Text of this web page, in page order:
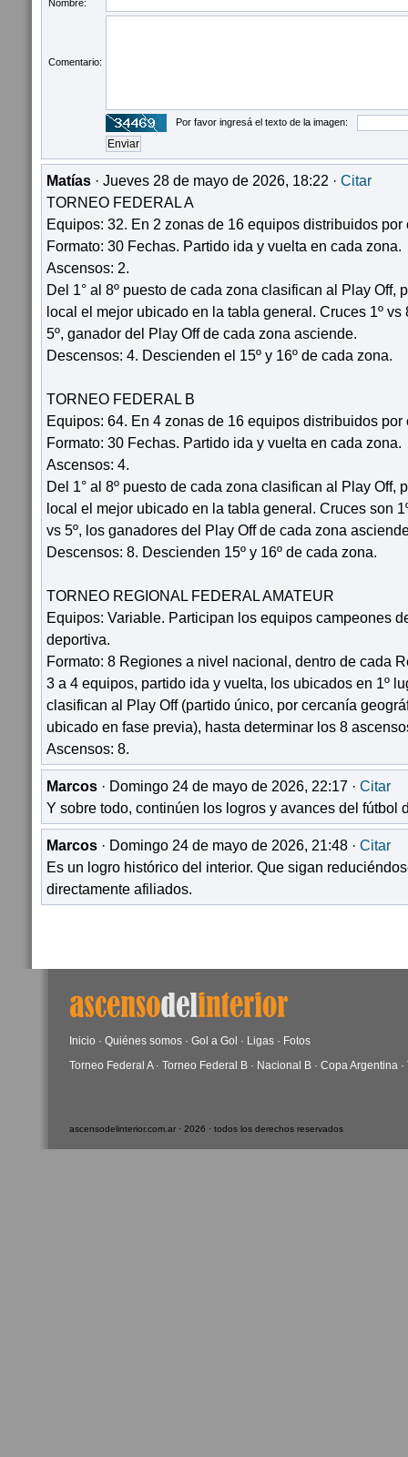
Nombre:
Comentario:
Por favor ingresá el texto de la imagen:
Matías · Jueves 28 de mayo de 2026, 18:22 · Citar
TORNEO FEDERAL A
Equipos: 32. En 2 zonas de 16 equipos distribuidos
Formato: 30 Fechas. Partido ida y vuelta en cada zona.
Ascensos: 2.
Del 1° al 8º puesto de cada zona clasifican al Play Off,
local el mejor ubicado en la tabla general. Cruces 1º vs
5º, ganador del Play Off de cada zona asciende.
Descensos: 4. Descienden el 15º y 16º de cada zona.
TORNEO FEDERAL B
Equipos: 64. En 4 zonas de 16 equipos distribuidos
Formato: 30 Fechas. Partido ida y vuelta en cada zona.
Ascensos: 4.
Del 1° al 8º puesto de cada zona clasifican al Play Off,
local el mejor ubicado en la tabla general. Cruces son 1º
vs 5º, los ganadores del Play Off de cada zona
Descensos: 8. Descienden 15º y 16º de cada zona.
TORNEO REGIONAL FEDERAL AMATEUR
Equipos: Variable. Participan los equipos campeones
deportiva.
Formato: 8 Regiones a nivel nacional, dentro de cada
3 a 4 equipos, partido ida y vuelta, los ubicados en 1º
clasifican al Play Off (partido único, por cercanía
ubicado en fase previa), hasta determinar los 8
Ascensos: 8.
Marcos · Domingo 24 de mayo de 2026, 22:17 · Citar
Y sobre todo, continúen los logros y avances del fútbol
Marcos · Domingo 24 de mayo de 2026, 21:48 · Citar
Es un logro histórico del interior. Que sigan
directamente afiliados.
Inicio · Quiénes somos · Gol a Gol · Ligas · Fotos
Torneo Federal A· Torneo Federal B · Nacional B · Copa Argentina ·
ascensodelinterior.com.ar · 2026 · todos los derechos reservados